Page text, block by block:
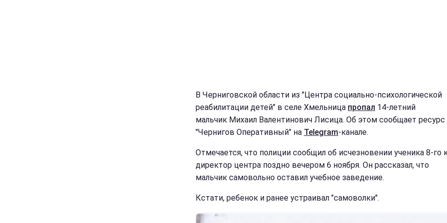
В Черниговской области из "Центра социально-психологической
реабилитации детей" в селе Хмельница пропал 14-летний
мальчик Михаил Валентинович Лисица. Об этом сообщает ресурс
"Чернигов Оперативный" на Telegram-канале.
Отмечается, что полиции сообщил об исчезновении ученика 8-го
директор центра поздно вечером 6 ноября. Он рассказал, что
мальчик самовольно оставил учебное заведение.
Кстати, ребенок и ранее устраивал "самоволки".